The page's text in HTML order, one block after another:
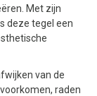
Met zijn
deze tegel een
van de
raden